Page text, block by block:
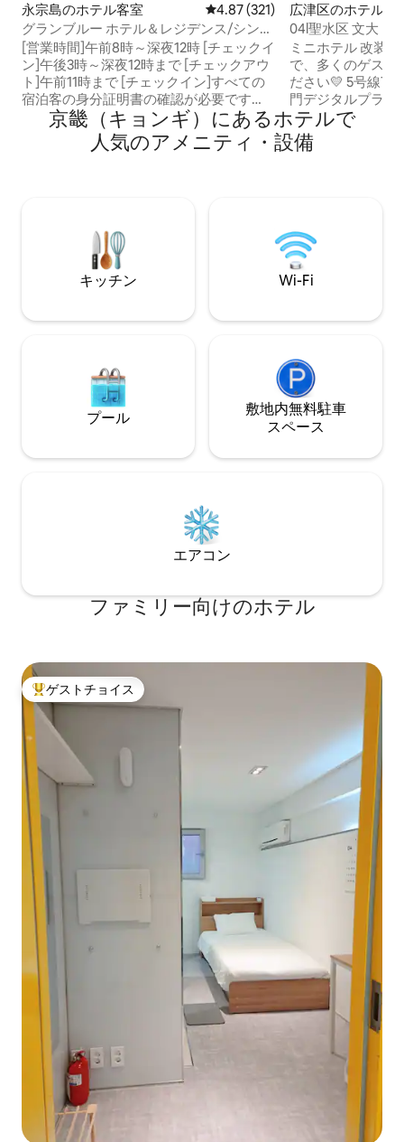
永宗島のホテル客室 レビュー321件、5つ星中4.87つ
4.87 (321)
グランブルー ホテル＆レジデンス/シング
ルルーム/1名/シングル1台
[営業時間]午前8時～深夜12時 [チェックイ
ン]午後3時～深夜12時まで [チェックアウ
ト]午前11時まで [チェックイン]すべての
宿泊客の身分証明書の確認が必要です
（確認できない場合、または未成年者
（19歳未満）のみが宿泊する場合、ホテ
ルの宿泊を拒否し、客室料金は返金され
す/深夜12時以降はキオスクでのセルフチ
ェックインのみ可能です [駐車場]客室ご
とに1台無料駐車可能（駐車場の状況によ
っては利用できない場合があります） [調
み、キッチン/食器/洗剤製品のリクエス
設備】電気ポット、電子レンジ、ヘアド
ライヤー、ミネラルウォーター、タオ
ル、シャンプー、コンディショナー、 ボ
ディソープ [アーリーチェックイン/レイ
ォンの料金が発生します（現地でのお支
広津区のホテル客
04l聖水区 文大 ジ
DOME 光化門
ミニホテル 改装
で、多くのゲスト
ださい💛 5号線7号線軍子駅徒歩2分 東大
門デジタルプラザ
東大門歴史公園15分 明
分 ソウル駅30分
リバゲット前停留
ュリティシステム
ク 無人ホテルで
の運営により自由
です（未成年者X
トイレ+バスルー
時 チェックアウ
ーリーチェックイン可 レイトチ
ウトは2時まで可
あたり10,000ウォン ❤️オープン記念
ューイベント❤️ レ
料（4時チェック
京畿（キョンギ）にあるホ⁠テ⁠ル⁠で
人⁠気⁠のア⁠メ⁠ニ⁠テ⁠ィ⁠・設⁠備
キッチン Wi-Fi
プール
敷地内無料駐⁠車
ス⁠ペ⁠ー⁠ス
エアコン
ファミリー向⁠け⁠のホ⁠テ⁠ル
大好評のゲストチョイスです。
ゲストチョイス